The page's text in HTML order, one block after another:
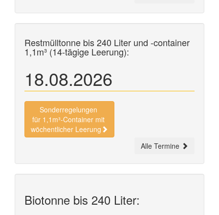
Restmülltonne bis 240 Liter und -container
1,1m³ (14-tägige Leerung):
18.08.2026
Sonderregelungen
für 1,1m³-Container mit
wöchentlicher Leerung
Alle Termine
Biotonne bis 240 Liter: